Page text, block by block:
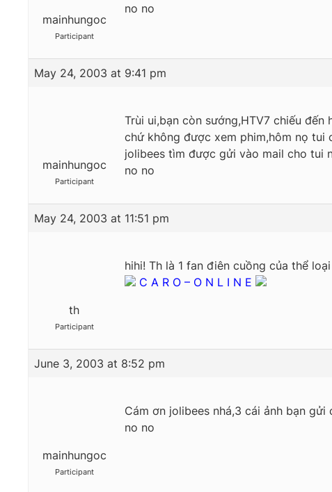
mainhungoc
Participant
no no
May 24, 2003 at 9:41 pm
mainhungoc
Participant
Trùi ui,bạn còn sướng,HTV7 chiếu đến
chứ không được xem phim,hôm nọ tui
jolibees tìm được gửi vào mail cho tui
no no
May 24, 2003 at 11:51 pm
th
Participant
hihi! Th là 1 fan điên cuồng của thể
C A R O – O N L I N E
June 3, 2003 at 8:52 pm
mainhungoc
Participant
Cám ơn jolibees nhá,3 cái ảnh bạn gửi
no no